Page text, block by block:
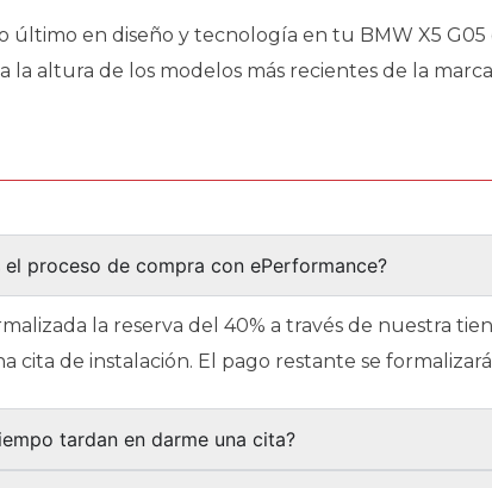
último en diseño y tecnología en tu BMW X5
la altura de los modelos más recientes de la
el proceso de compra con ePerformance?
la reserva del 40% a través de nuestra
cita de instalación. El pago restante se
tardan en darme una cita?